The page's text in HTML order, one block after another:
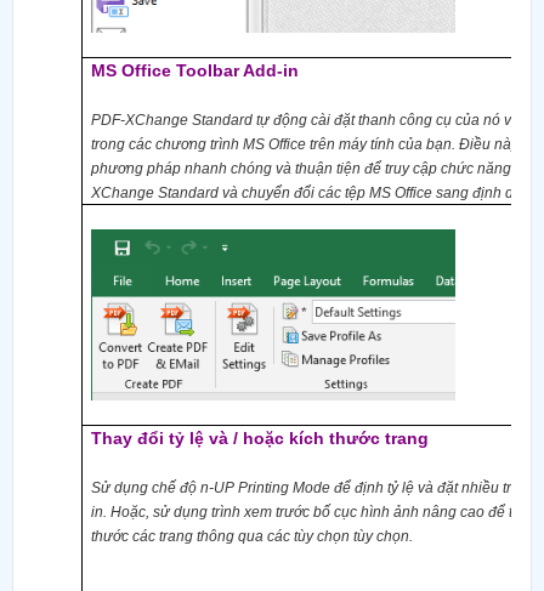
MS Office Toolbar Add-in
PDF-XChange Standard tự động cài đặt thanh công cụ của nó và
trong các chương trình MS Office trên máy tính của bạn. Điều này
phương pháp nhanh chóng và thuận tiện để truy cập chức năng của
XChange Standard và chuyển đổi các tệp MS Office sang định dạng
Thay đổitỷ lệ và / hoặc kích thước trang
Sử dụngchế độ n-UP Printing Mode đểđịnh tỷ lệ và đặt nhiều trang
in. Hoặc, sử dụng trình xem trước bố cục hình ảnh nâng cao để thay
thước các trang thông qua các tùy chọn tùy chọn.